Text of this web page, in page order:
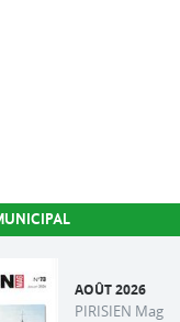
AOÛT 2026
PIRISIEN Mag